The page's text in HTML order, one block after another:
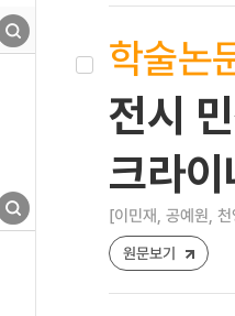
학술논
전시
크라
[이민재, 공예원,
원문보기